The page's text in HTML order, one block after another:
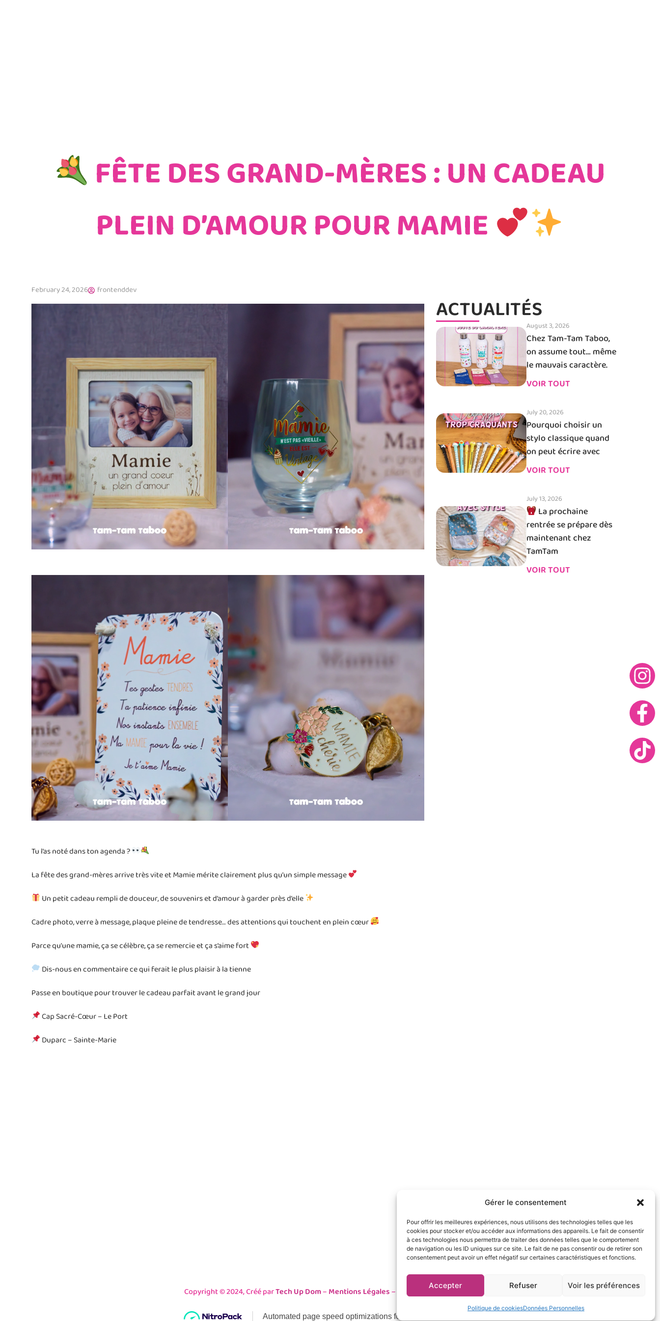
Gérer le consentement
Pour offrir les meilleures expériences, nous utilisons des technologies telles que les
cookies pour stocker et/ou accéder aux informations des appareils. Le fait de consentir
à ces technologies nous permettra de traiter des données telles que le comportement
de navigation ou les ID uniques sur ce site. Le fait de ne pas consentir ou de retirer son
consentement peut avoir un effet négatif sur certaines caractéristiques et fonctions.
Accepter Refuser Voir les préférences
Politique de cookiesDonnées Personnelles
FÊTE DES GRAND-MÈRES : UN CADEAU
PLEIN D’AMOUR POUR MAMIE
February 24, 2026 frontenddev
Tu l’as noté dans ton agenda ?
La fête des grand-mères arrive très vite et Mamie mérite clairement plus qu’un simple message
Un petit cadeau rempli de douceur, de souvenirs et d’amour à garder près d’elle
Cadre photo, verre à message, plaque pleine de tendresse… des attentions qui touchent en plein cœur
Parce qu’une mamie, ça se célèbre, ça se remercie et ça s’aime fort
Dis-nous en commentaire ce qui ferait le plus plaisir à la tienne
Passe en boutique pour trouver le cadeau parfait avant le grand jour
Cap Sacré-Cœur – Le Port
Duparc – Sainte-Marie
ACTUALITÉSAugust 3, 2026
Chez Tam-Tam Taboo,
on assume tout… même
le mauvais caractère.
VOIR TOUT
July 20, 2026
Pourquoi choisir un
stylo classique quand
on peut écrire avec
VOIR TOUT
July 13, 2026
La prochaine
rentrée se prépare dès
maintenant chez
TamTam
VOIR TOUT
0262 71 84 75
Suivez-nous :
Copyright © 2024, Créé parTech Up Dom–Mentions Légales– Données Personnelles